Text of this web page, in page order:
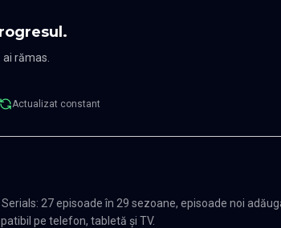
rămas.
Actualizat constant
27 episoade în 29 sezoane, episoade noi
pe telefon, tabletă și TV.